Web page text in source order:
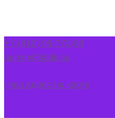
+7 (812) 98-770-88
admin@datik.su
Наш адрес на карте